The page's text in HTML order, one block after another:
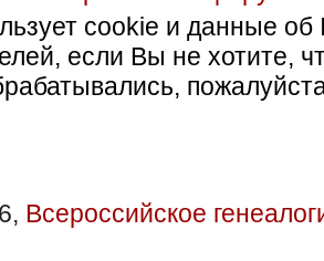
cookie и данные об
если Вы не хотите,
Всероссийское